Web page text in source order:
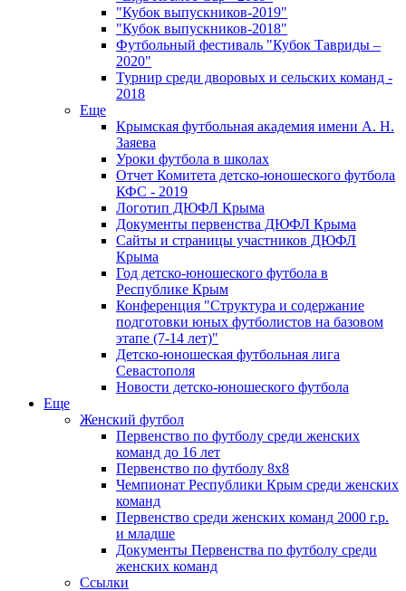
"Кубок выпускников-2019"
"Кубок выпускников-2018"
Футбольный фестиваль "Кубок Тавриды –
2020"
Турнир среди дворовых и сельских команд -
2018
Еще
Крымская футбольная академия имени А. Н.
Заяева
Уроки футбола в школах
Отчет Комитета детско-юношеского футбола
КФС - 2019
Логотип ДЮФЛ Крыма
Документы первенства ДЮФЛ Крыма
Сайты и страницы участников ДЮФЛ
Крыма
Год детско-юношеского футбола в
Республике Крым
Конференция "Структура и содержание
подготовки юных футболистов на базовом
этапе (7-14 лет)"
Детско-юношеская футбольная лига
Севастополя
Новости детско-юношеского футбола
Еще
Женский футбол
Первенство по футболу среди женских
команд до 16 лет
Первенство по футболу 8х8
Чемпионат Республики Крым среди женских
команд
Первенство среди женских команд 2000 г.р.
и младше
Документы Первенства по футболу среди
женских команд
Ссылки